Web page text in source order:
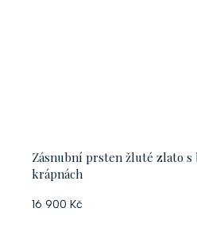
Zásnubní prsten žluté zlato
krápnách
16 900 Kč